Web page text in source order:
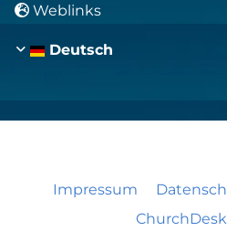
 Weblinks
Deutsch
Impressum